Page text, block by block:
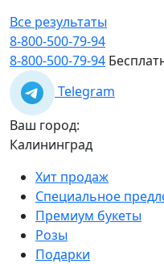
Все результаты
8-800-500-79-94
8-800-500-79-94
Telegram
Ваш город:
Калининград
Хит продаж
Специальное
Премиум букеты
Розы
Подарки